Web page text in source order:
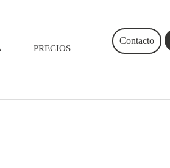
PRECIOS
Contacto